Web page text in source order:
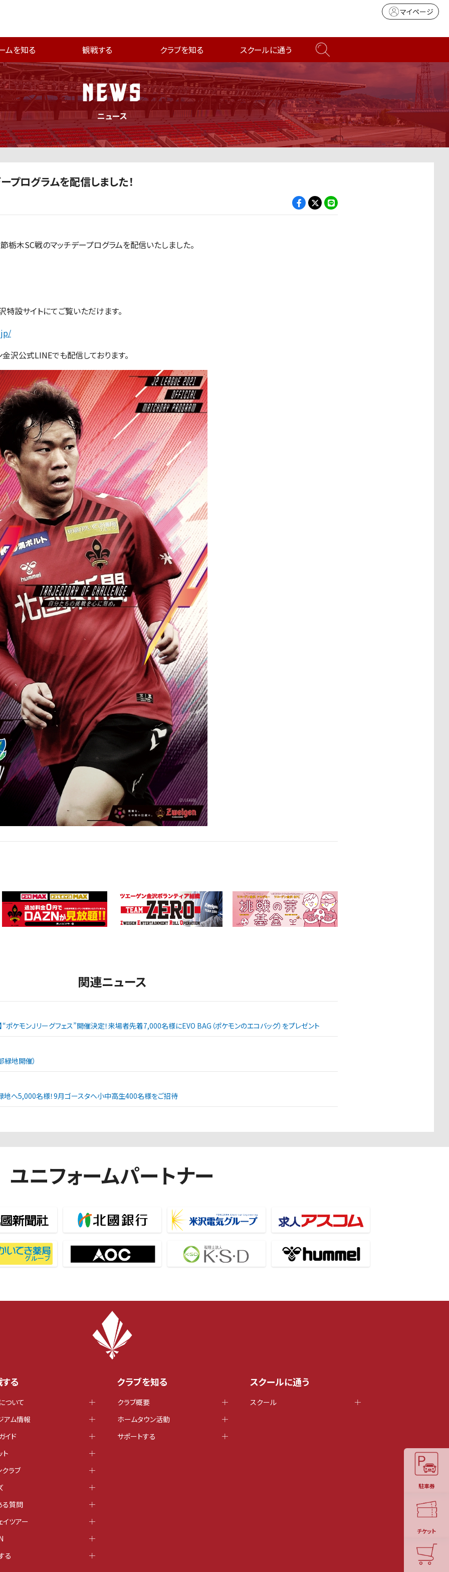
マイページ
ムを知る 観戦する クラブを知る スクールに通う
NEWS
ニュース
ログラムを配信しました！
木SC戦のマッチデープログラムを配信いたしました。
設サイトにてご覧いただけます。
沢公式LINEでも配信しております。
関連ニュース
“ポケモンＪリーグフェス”開催決定！来場者先着7,000名様にEVO BAG（ポケモンのエコバッグ）をプレゼント
緑地開催）
地へ5,000名様！9月ゴースタへ小中高生400名様をご招待
ユニフォームパートナー
駐車券
チケット
る
ついて
アム情報
イド
ト
クラブ
る質問
イツアー
る
クラブを知る
クラブ概要
ホームタウン活動
サポートする
スクールに通う
スクール